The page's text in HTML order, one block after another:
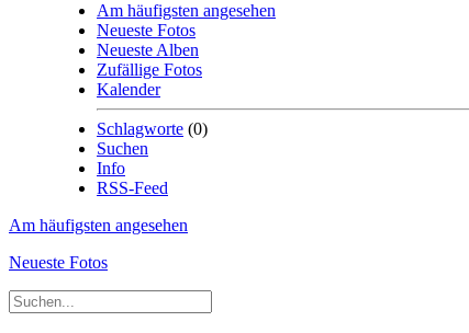
Am häufigsten angesehen
Neueste Fotos
Neueste Alben
Zufällige Fotos
Kalender
Schlagworte (0)
Suchen
Info
RSS-Feed
Am häufigsten angesehen
Neueste Fotos